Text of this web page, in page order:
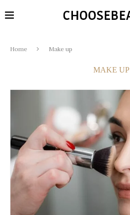
Home Make up
MAKE UP